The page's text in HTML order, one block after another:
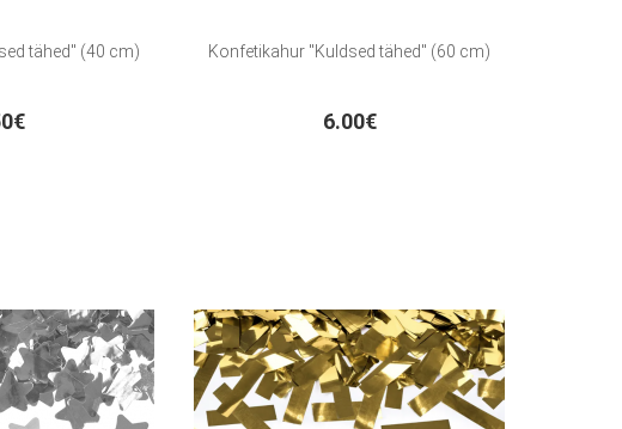
tähed" (40 cm) Konfetikahur "Kuldsed tähed" (60 cm)
6.00€